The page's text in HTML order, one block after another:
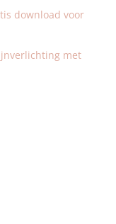
download voor
met